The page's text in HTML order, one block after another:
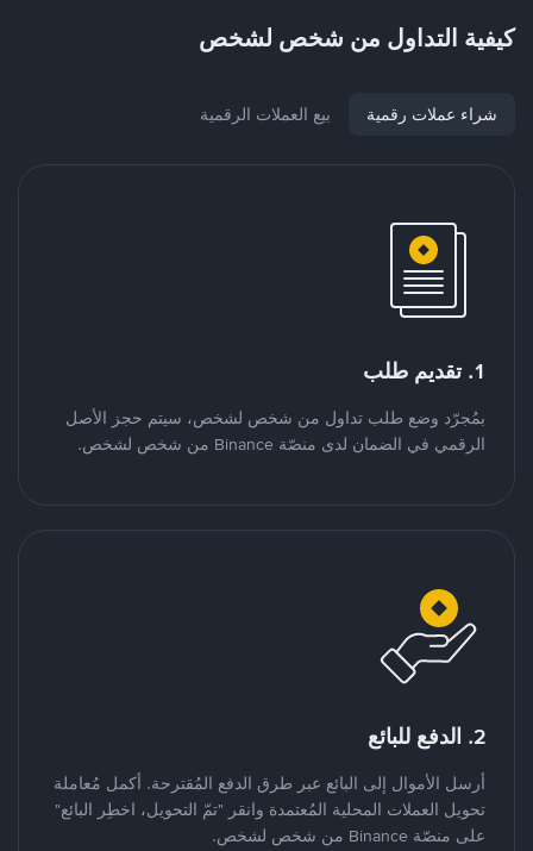
كيفية التداول من شخص لشخص
شراء عملات رقمية بيع العملات الرقمية
1. تقديم طلب
بمُجرّد وضع طلب تداول من شخص لشخص، سيتم حجز الأصل
الرقمي في الضمان لدى منصّة Binance من شخص لشخص.
2. الدفع للبائع
أرسل الأموال إلى البائع عبر طرق الدفع المُقترحة. أكمل مُعاملة
تحويل العملات المحلية المُعتمدة وانقر "تمّ التحويل، اخطِر البائع"
على منصّة Binance من شخص لشخص.